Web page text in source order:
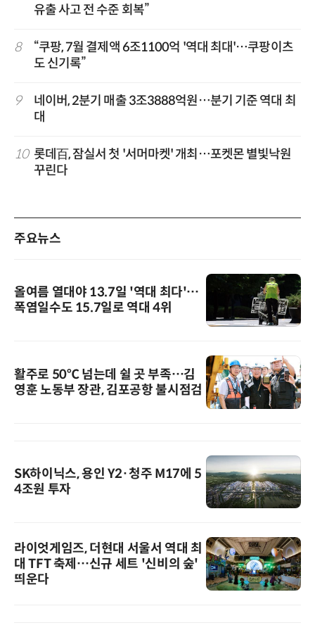
유출 사고 전 수준 회복”
8
“쿠팡, 7월 결제액 6조1100억 '역대 최대'…쿠팡이츠
도 신기록”
9
네이버, 2분기 매출 3조3888억원…분기 기준 역대 최
대
10 롯데百, 잠실서 첫 '서머마켓' 개최…포켓몬 별빛낙원
꾸린다
주요뉴스
올여름 열대야 13.7일 '역대 최다'…
폭염일수도 15.7일로 역대 4위
활주로 50℃ 넘는데 쉴 곳 부족…김
영훈 노동부 장관, 김포공항 불시점검
SK하이닉스, 용인 Y2·청주 M17에 5
4조원 투자
라이엇게임즈, 더현대 서울서 역대 최
대 TFT 축제…신규 세트 '신비의 숲'
띄운다